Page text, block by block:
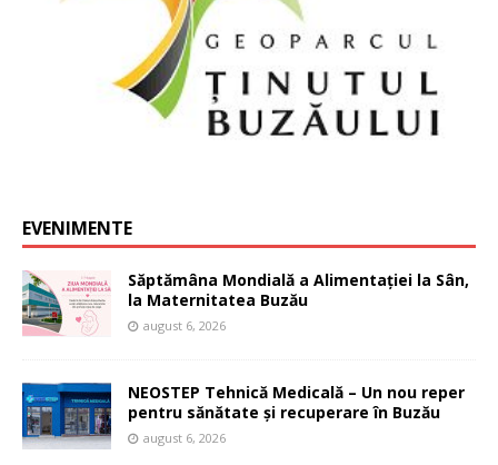
EVENIMENTE
Săptămâna Mondială a Alimentației la Sân,
la Maternitatea Buzău
august 6, 2026
NEOSTEP Tehnică Medicală – Un nou reper
pentru sănătate și recuperare în Buzău
august 6, 2026